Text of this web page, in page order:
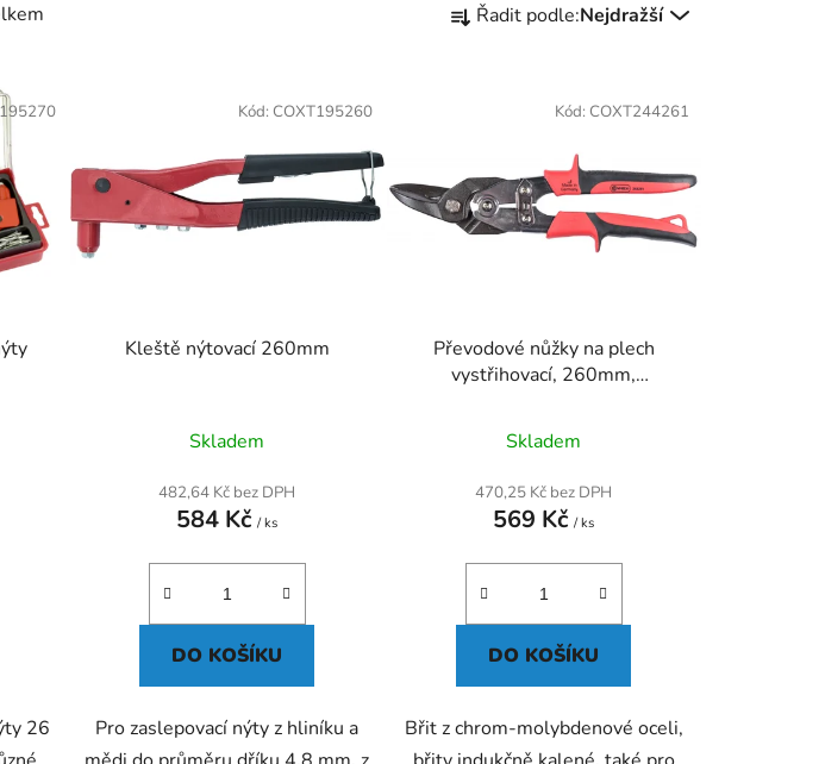
a
p
r
o
k
t
Řadit podle:Nejdražší
26
Kleště nýtovací 260mm
Skladem
482,64 Kč bez DPH
584 Kč/ ks
DO KOŠÍKU
Pro zaslepovací nýty z hliníku a
Kód: COXT195260
Převodové nůžky na plech
vystřihovací, 260mm,
Skladem
470,25 Kč bez DPH
569 Kč/ ks
DO KOŠÍKU
Břit z chrom-molybdenové oceli,
Kód: COXT244261